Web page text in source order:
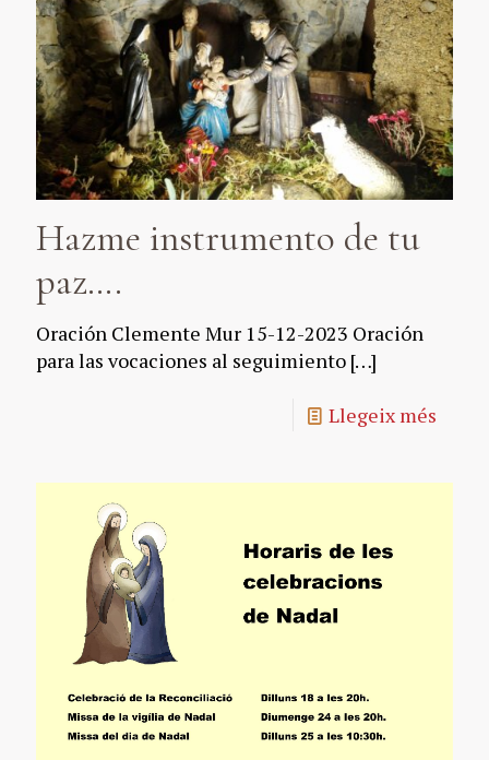
Hazme instrumento de tu
paz….
Oración Clemente Mur 15-12-2023 Oración
para las vocaciones al seguimiento […]
Llegeix més